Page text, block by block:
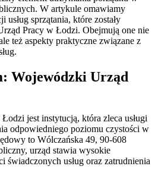
W artykule omawiamy
usług sprzątania, które zostały
Pracy w Łodzi. Obejmują one nie
też aspekty praktyczne związane z
Wojewódzki Urząd
jest instytucją, która zleca usługi
odpowiedniego poziomu czystości w
to Wólczańska 49, 90-608
urząd stawia wysokie
świadczonych usług oraz zatrudnienia